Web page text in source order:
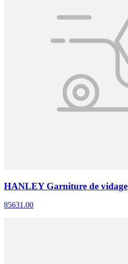
HANLEY Garniture de vidage
85631.00